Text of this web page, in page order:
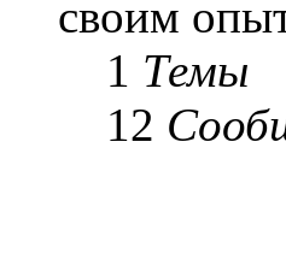
своим
1 Темы
12